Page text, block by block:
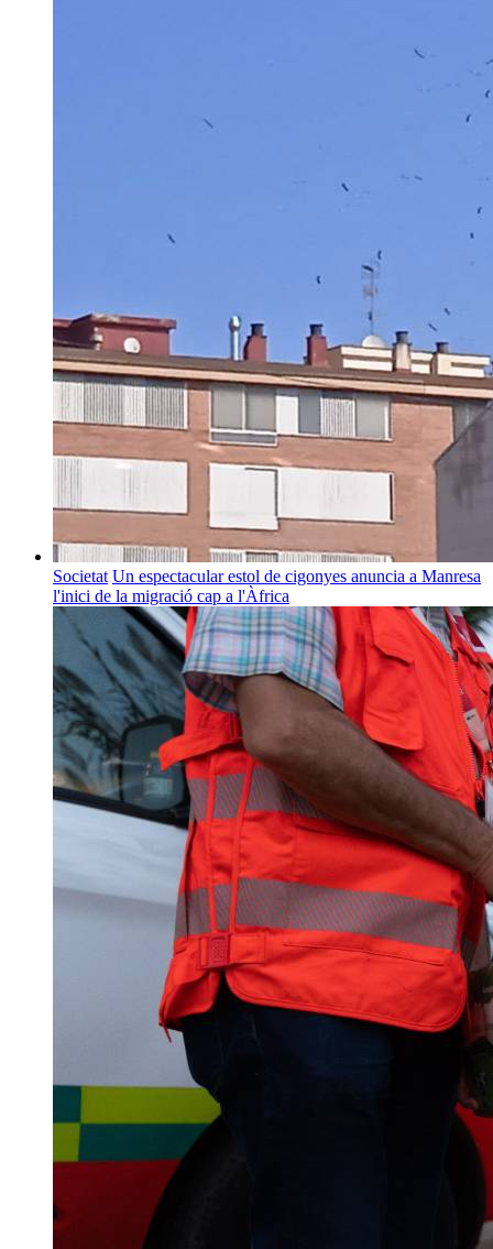
Societat Un espectacular estol de cigonyes anuncia a Manresa
l'inici de la migració cap a l'Àfrica